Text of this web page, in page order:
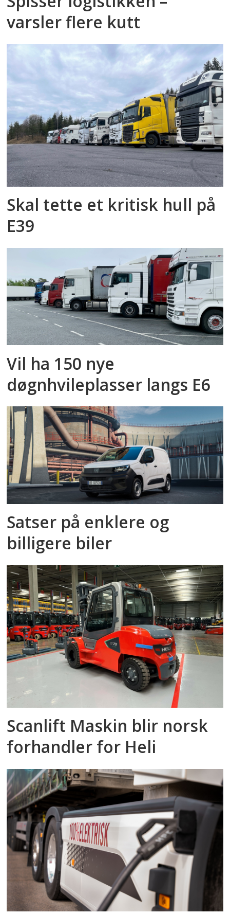
varsler flere kutt
Skal tette et kritisk hull på
E39
Vil ha 150 nye
døgnhvileplasser langs E6
Satser på enklere og
billigere biler
Scanlift Maskin blir norsk
forhandler for Heli